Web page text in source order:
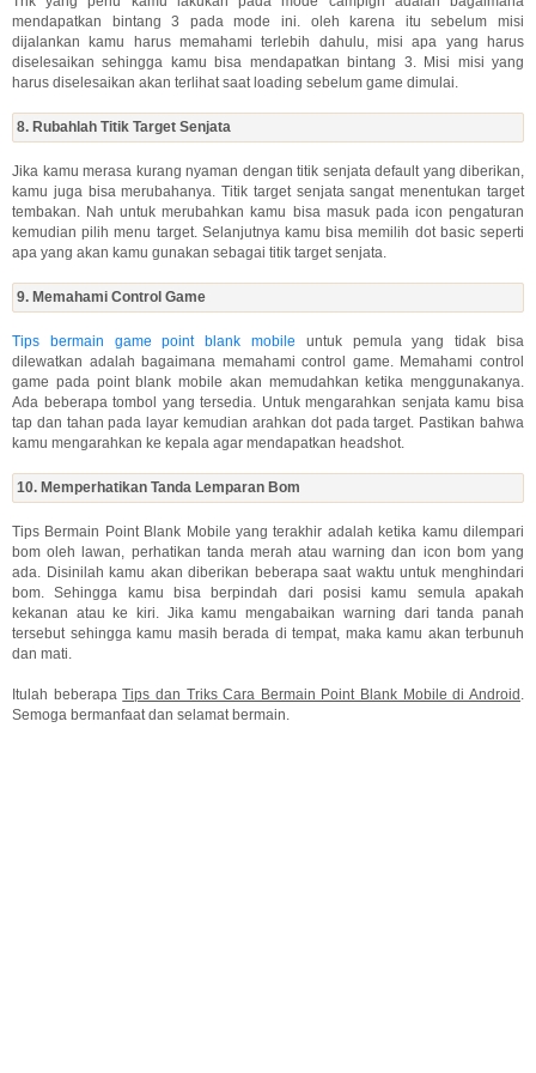
mendapatkan bintang 3 pada mode ini. oleh karena itu sebelum misi
dijalankan kamu harus memahami terlebih dahulu, misi apa yang harus
diselesaikan sehingga kamu bisa mendapatkan bintang 3. Misi misi yang
harus diselesaikan akan terlihat saat loading sebelum game dimulai.
8. Rubahlah Titik Target Senjata
Jika kamu merasa kurang nyaman dengan titik senjata default yang diberikan,
kamu juga bisa merubahanya. Titik target senjata sangat menentukan target
tembakan. Nah untuk merubahkan kamu bisa masuk pada icon pengaturan
kemudian pilih menu target. Selanjutnya kamu bisa memilih dot basic seperti
apa yang akan kamu gunakan sebagai titik target senjata.
9. Memahami Control Game
Tips bermain game point blank mobile untuk pemula yang tidak bisa
dilewatkan adalah bagaimana memahami control game. Memahami control
game pada point blank mobile akan memudahkan ketika menggunakanya.
Ada beberapa tombol yang tersedia. Untuk mengarahkan senjata kamu bisa
tap dan tahan pada layar kemudian arahkan dot pada target. Pastikan bahwa
kamu mengarahkan ke kepala agar mendapatkan headshot.
10. Memperhatikan Tanda Lemparan Bom
Tips Bermain Point Blank Mobile yang terakhir adalah ketika kamu dilempari
bom oleh lawan, perhatikan tanda merah atau warning dan icon bom yang
ada. Disinilah kamu akan diberikan beberapa saat waktu untuk menghindari
bom. Sehingga kamu bisa berpindah dari posisi kamu semula apakah
kekanan atau ke kiri. Jika kamu mengabaikan warning dari tanda panah
tersebut sehingga kamu masih berada di tempat, maka kamu akan terbunuh
dan mati.
Itulah beberapaTips dan Triks Cara Bermain Point Blank Mobile di Android .
Semoga bermanfaat dan selamat bermain.